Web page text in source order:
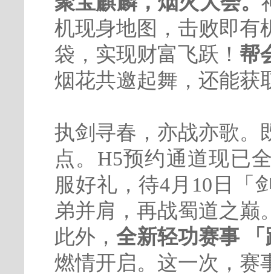
机现身地图，击败即有
袋，实现财富飞跃！帮
烟花共邀起舞，还能获
执剑寻春，亦战亦歌。
点。H5预约通道现已
服好礼，待4月10日「
弟并肩，再战蜀道之巅
此外， 全新轻功赛事
燃情开启。这一次，赛